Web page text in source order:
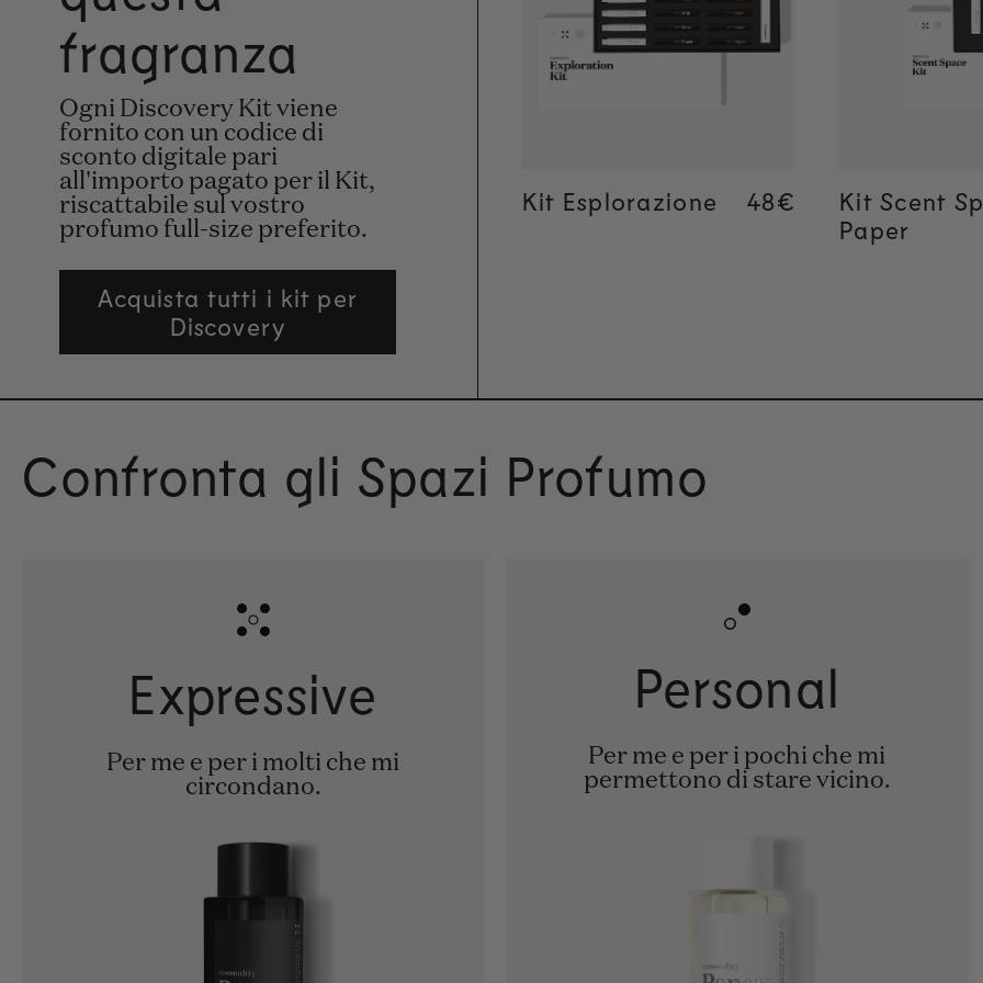
fragranza
Ogni Discovery Kit viene
fornito con un codice di
sconto digitale pari
all'importo pagato per il Kit,
riscattabile sul vostro
profumo full-size preferito.
Acquista tutti i kit per
Discovery
Kit Esplorazione Regular price
48€
Regular price
48€
Kit Scent
Paper
Confronta gli Spazi Profumo
Expressive
Per me e per i molti che mi
circondano.
Personal
Per me e per i pochi che mi
permettono di stare vicino.